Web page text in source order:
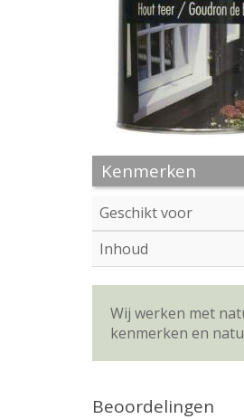
Kenmerken
Geschikt voor
Inhoud
Wij werken met
kenmerken en
Beoordelingen